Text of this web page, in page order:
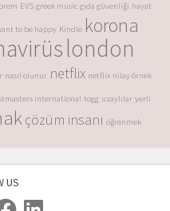
EVS greek music gıda güvenliği hayat
to be happy Kindle korona
london
nasıl olunur netflix netflix nilay örnek
international togg uzaylılar yerli
çözüm insanı öğrenmek
US